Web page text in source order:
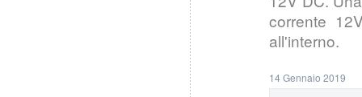
corrente
all'interno.
14 Gennaio 2019